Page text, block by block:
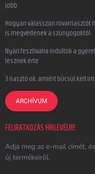
jobb
Hogyan válasszon rovarriasztót
is megvédenek a szúnyogoktól
Nyári fesztiválra indultok a
lesznek érte
3 riasztó ok, amiért búcsút kell
ARCHÍVUM
FELIRATKOZÁS HÍRLEVÉLRE
Adja meg az e-mail címét,
új termékeiről.